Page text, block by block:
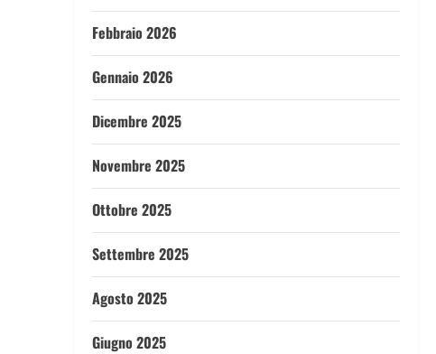
Febbraio 2026
Gennaio 2026
Dicembre 2025
Novembre 2025
Ottobre 2025
Settembre 2025
Agosto 2025
Giugno 2025